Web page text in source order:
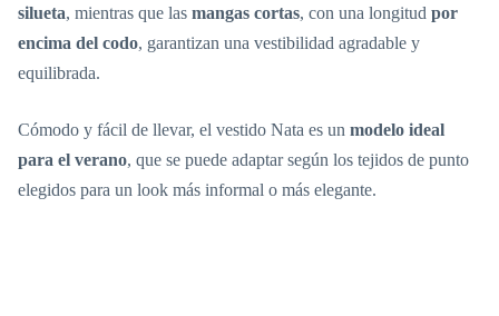
silueta, mientras que las mangas cortas, con una longitud por
encima del codo, garantizan una vestibilidad agradable y
equilibrada.
Cómodo y fácil de llevar, el vestido Nata es un modelo ideal
para el verano, que se puede adaptar según los tejidos de punto
elegidos para un look más informal o más elegante.